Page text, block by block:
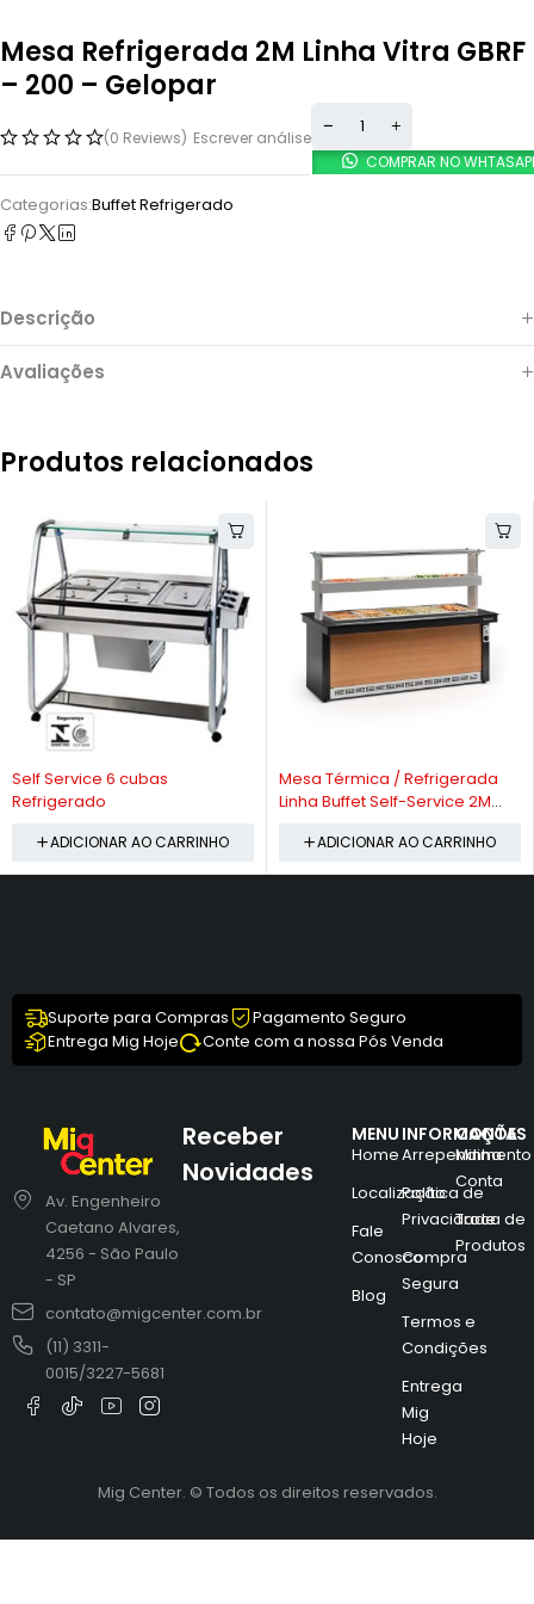
Mesa Refrigerada 2M Linha Vitra GBRF
– 200 – Gelopar
(0 Reviews) Escrever análise
COMPRAR NO
Categorias:Buffet Refrigerado
Descrição
Avaliações
Produtos relacionados
Self Service 6 cubas
Refrigerado
ADICIONAR AO CARRINHO
Mesa Térmica / Refrigerada
Linha Buffet Self-Service 2M
ADICIONAR AO CARRINHO
Suporte para Compras
Pagamento Seguro
Entrega Mig Hoje
Conte com a nossa Pós Venda
Av. Engenheiro
Caetano Alvares,
4256 - São Paulo
- SP
contato@migcenter.com.br
(11) 3311-
0015/3227-5681
MENU
Home
Localização
Fale
Conosco
Blog
INFORMAÇÕES
Arrependimento
Política de
Privacidade
Compra
Segura
Termos e
Condições
Entrega
Mig
Hoje
CONTA
Minha
Conta
Troca de
Produtos
Receber
Novidades
Mig Center. © Todos os direitos reservados.